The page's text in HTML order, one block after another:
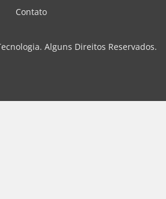
Contato
Alguns Direitos Reservados.